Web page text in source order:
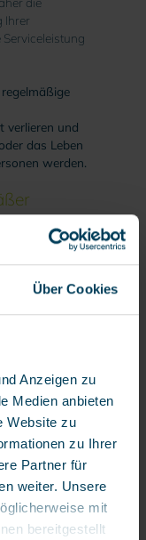
Über Cookies
Anzeigen zu
Medien anbieten
Website zu
zu Ihrer
Partner für
weiter. Unsere
mit
bereitgestellt
Ihrer
verlieren und
das Leben
werden.
eine einfache
von
Doch weit
bei
werden,
oder Gase